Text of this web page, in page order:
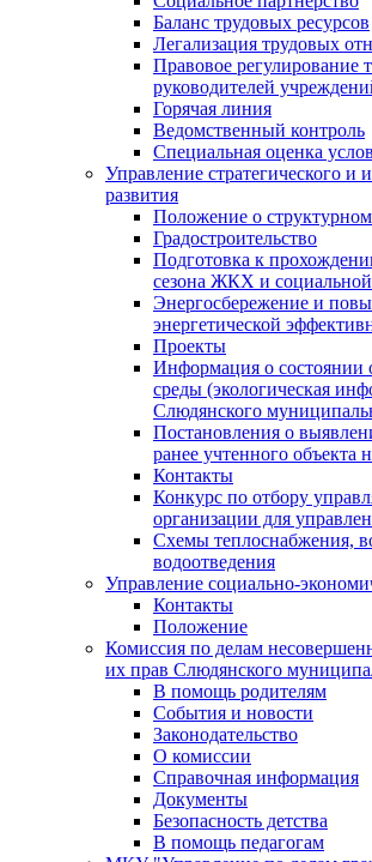
Баланс трудовых ресурсов
Легализация трудовых
Правовое регулирование
руководителей
Горячая линия
Ведомственный контроль
Специальная оценка
Управление стратегического и
развития
Положение о
Градостроительство
Подготовка к
сезона ЖКХ и
Энергосбережение и
энергетической
Проекты
Информация о
среды (экологическая
Слюдянского
Постановления о
ранее учтенного объекта
Контакты
Конкурс по отбору
организации для
Схемы теплоснабжения,
водоотведения
Управление социально-
Контакты
Положение
Комиссия по делам
их прав Слюдянского
В помощь родителям
События и новости
Законодательство
О комиссии
Справочная информация
Документы
Безопасность детства
В помощь педагогам